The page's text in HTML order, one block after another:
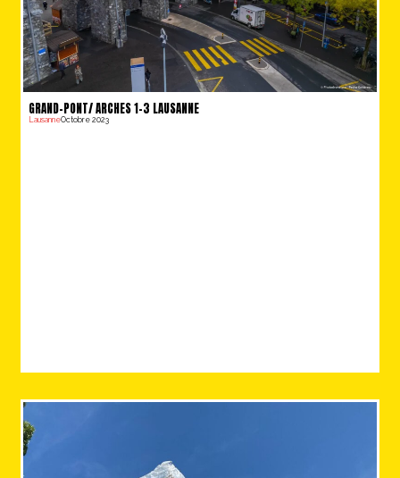
GRAND-PONT/ ARCHES 1-3 LAUSANNE
LausanneOctobre 2023